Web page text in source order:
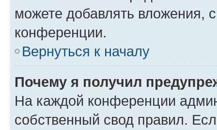
можете добавлять вложения,
конференции.
Вернуться к началу
Почему я получил
На каждой конференции
собственный свод правил.